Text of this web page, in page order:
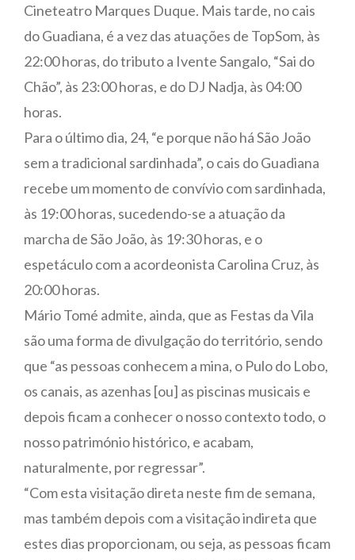
Cineteatro Marques Duque. Mais tarde, no cais
do Guadiana, é a vez das atuações de TopSom, às
22:00 horas, do tributo a Ivente Sangalo, “Sai do
Chão”, às 23:00 horas, e do DJ Nadja, às 04:00
horas.
Para o último dia, 24, “e porque não há São João
sem a tradicional sardinhada”, o cais do Guadiana
recebe um momento de convívio com sardinhada,
às 19:00 horas, sucedendo-se a atuação da
marcha de São João, às 19:30 horas, e o
espetáculo com a acordeonista Carolina Cruz, às
20:00 horas.
Mário Tomé admite, ainda, que as Festas da Vila
são uma forma de divulgação do território, sendo
que “as pessoas conhecem a mina, o Pulo do Lobo,
os canais, as azenhas [ou] as piscinas musicais e
depois ficam a conhecer o nosso contexto todo, o
nosso património histórico, e acabam,
naturalmente, por regressar”.
“Com esta visitação direta neste fim de semana,
mas também depois com a visitação indireta que
estes dias proporcionam, ou seja, as pessoas ficam